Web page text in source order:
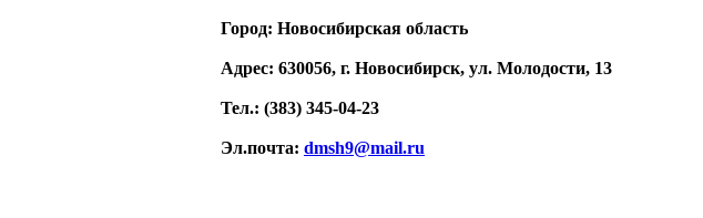
Город: Новосибирская область
Адрес: 630056, г. Новосибирск, ул. Молодости, 13
Тел.: (383) 345-04-23
Эл.почта: dmsh9@mail.ru